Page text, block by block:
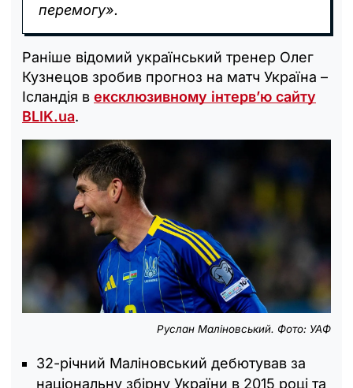
перемогу».
Раніше відомий український тренер Олег
Кузнецов зробив прогноз на матч Україна –
Ісландія в ексклюзивному інтерв’ю сайту
BLIK.ua.
Руслан Маліновський. Фото: УАФ
32-річний Маліновський дебютував за
національну збірну України в 2015 році та